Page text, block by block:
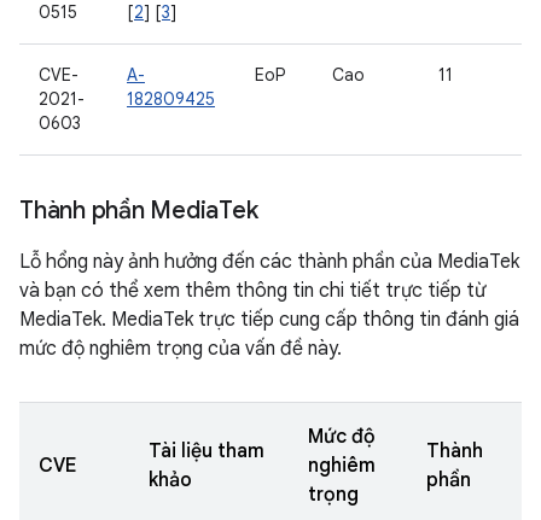
0515
[2] [3]
CVE-
2021-
0603
A-
182809425
EoP Cao 11
Thành phần MediaTek
Lỗ hổng này ảnh hưởng đến các thành phần của MediaTek
và bạn có thể xem thêm thông tin chi tiết trực tiếp từ
MediaTek. MediaTek trực tiếp cung cấp thông tin đánh giá
mức độ nghiêm trọng của vấn đề này.
CVE
Tài liệu tham
khảo
Mức độ
nghiêm
trọng
Thành
phần